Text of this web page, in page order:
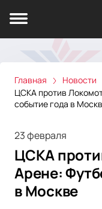
Главная
Новости
ЦСКА против
событие года в
23 февраля
ЦСКА
Арене:
в Москве